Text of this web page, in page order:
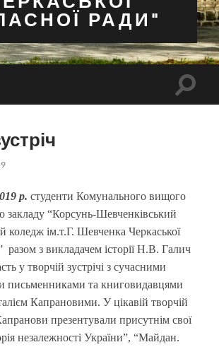
РАДИ"
р. студенти Комунального вищого
закладу “Корсунь-Шевченківський
коледж ім.т.Г. Шевченка Черкаської
разом з викладачем історії Н.В. Галич
у творчій зустрічі з сучасними
письменниками та книговидавцями
Капрановими. У цікавій творчій
презентували присутнім свої
незалежності України”, “Майдан.